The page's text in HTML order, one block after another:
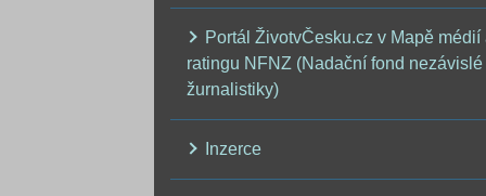
Portál ŽivotvČesku.cz v Mapě médií
ratingu NFNZ (Nadační fond nezávislé
žurnalistiky)
Inzerce